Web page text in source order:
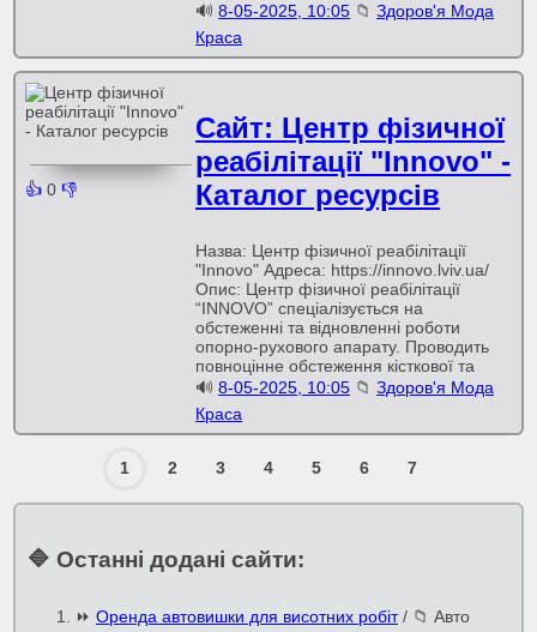
🔊8-05-2025, 10:05 📁Здоров'я Мода
Краса
👍 0 👎
Сайт: Центр фізичної
реабілітації "Innovo" -
Каталог ресурсів
Назва: Центр фізичної реабілітації
"Innovo" Адреса: https://innovo.lviv.ua/
Опис: Центр фізичної реабілітації
“INNOVO” спеціалізується на
обстеженні та відновленні роботи
опорно-рухового апарату. Проводить
повноцінне обстеження кісткової та
🔊8-05-2025, 10:05 📁Здоров'я Мода
Краса
1 2 3 4 5 6 7
🔷 Останні додані сайти:
⏩ Оренда автовишки для висотних робіт/ 📁 Авто